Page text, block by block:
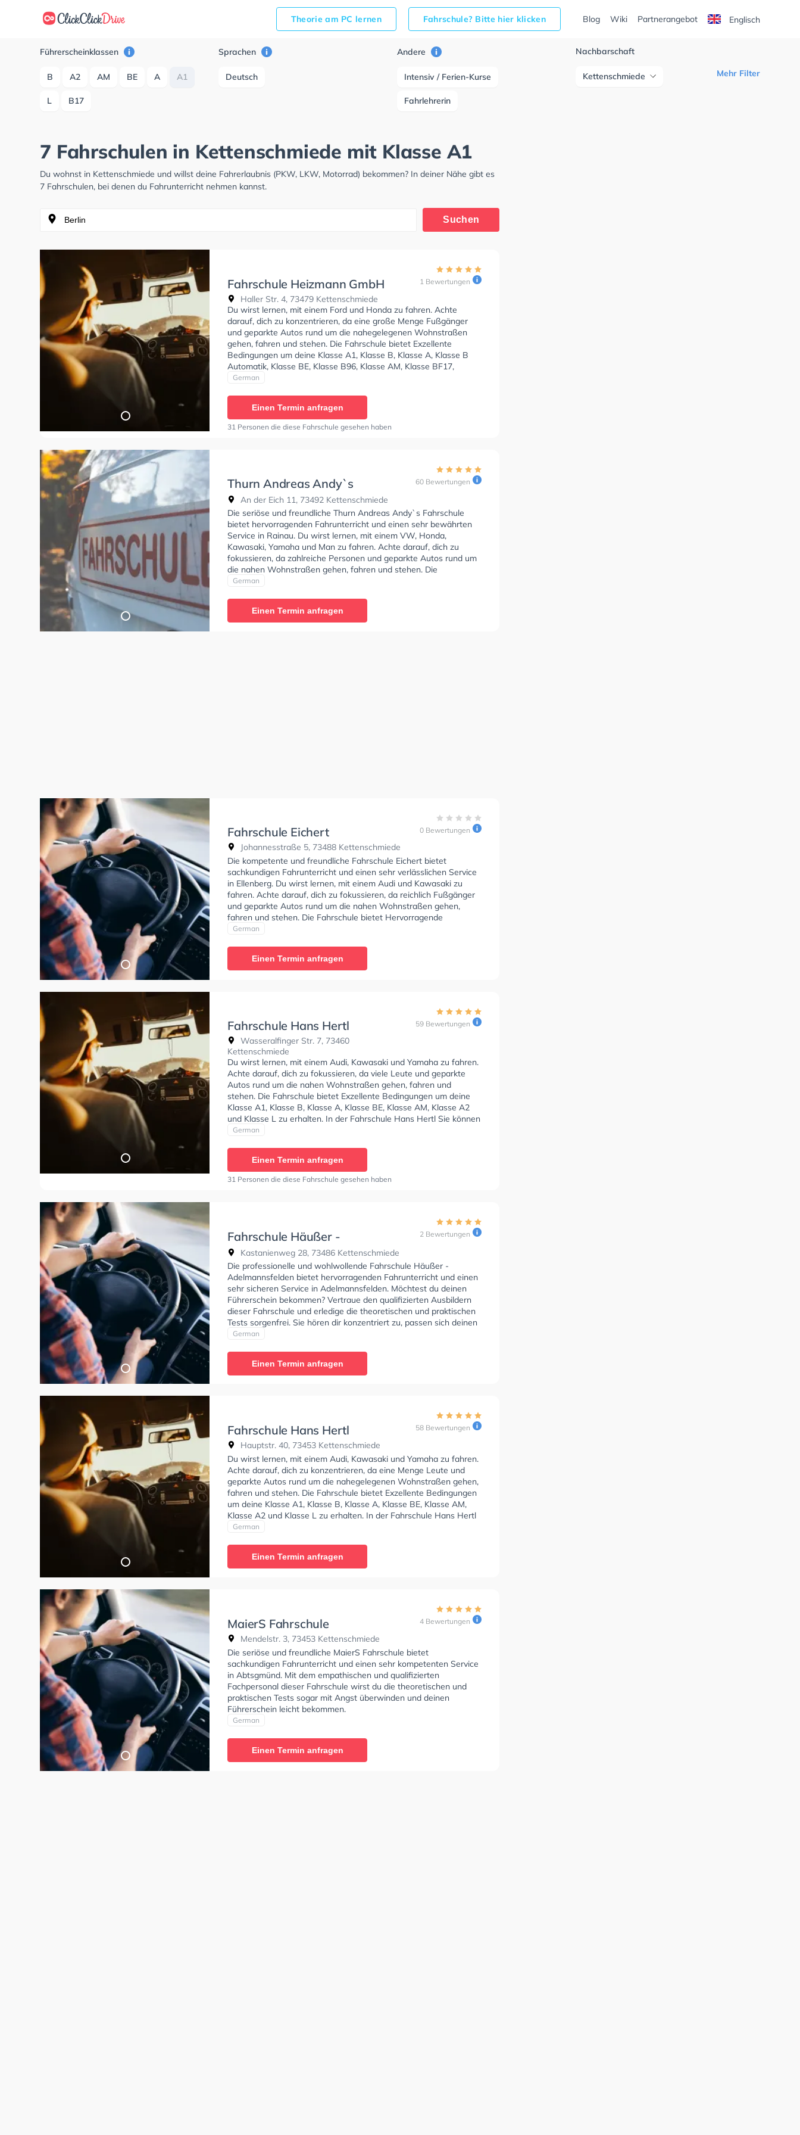
Theorie am PC lernen Fahrschule? Bitte hier klicken Blog Wiki Partnerangebot Englisch
Führerscheinklassen
B A2 AM BE A A1
L B17
Sprachen
Deutsch
Andere
Intensiv / Ferien-Kurse
Fahrlehrerin
Nachbarschaft
Kettenschmiede Mehr Filter
7 Fahrschulen in Kettenschmiede mit Klasse A1
Du wohnst in Kettenschmiede und willst deine Fahrerlaubnis (PKW, LKW, Motorrad) bekommen? In deiner Nähe gibt es
7 Fahrschulen, bei denen du Fahrunterricht nehmen kannst.
Suchen
Fahrschule Heizmann GmbH
Haller Str. 4, 73479 Kettenschmiede
1 Bewertungen
Du wirst lernen, mit einem Ford und Honda zu fahren. Achte
darauf, dich zu konzentrieren, da eine große Menge Fußgänger
und geparkte Autos rund um die nahegelegenen Wohnstraßen
gehen, fahren und stehen. Die Fahrschule bietet Exzellente
Bedingungen um deine Klasse A1, Klasse B, Klasse A, Klasse B
Automatik, Klasse BE, Klasse B96, Klasse AM, Klasse BF17,
Klasse A2, Klasse C und Klasse CE zu erhalten. In der Fahrschule
German
Einen Termin anfragen
31 Personen die diese Fahrschule gesehen haben
Thurn Andreas Andy`s
Fahrschule
An der Eich 11, 73492 Kettenschmiede
60 Bewertungen
Die seriöse und freundliche Thurn Andreas Andy`s Fahrschule
bietet hervorragenden Fahrunterricht und einen sehr bewährten
Service in Rainau. Du wirst lernen, mit einem VW, Honda,
Kawasaki, Yamaha und Man zu fahren. Achte darauf, dich zu
fokussieren, da zahlreiche Personen und geparkte Autos rund um
die nahen Wohnstraßen gehen, fahren und stehen. Die
Fahrschule bietet Perfekte Bedingungen um deine Klasse A1,
und Mofa - Prüfbescheinigung zu erhalten.
German
Einen Termin anfragen
Fahrschule Eichert
Johannesstraße 5, 73488 Kettenschmiede
0 Bewertungen
Die kompetente und freundliche Fahrschule Eichert bietet
sachkundigen Fahrunterricht und einen sehr verlässlichen Service
in Ellenberg. Du wirst lernen, mit einem Audi und Kawasaki zu
fahren. Achte darauf, dich zu fokussieren, da reichlich Fußgänger
und geparkte Autos rund um die nahen Wohnstraßen gehen,
fahren und stehen. Die Fahrschule bietet Hervorragende
Bedingungen um deine Klasse A1, Klasse B, Klasse A, Klasse BE,
der Fahrschule Eichert Sie können einen Termin online anfragen.
German
Einen Termin anfragen
Fahrschule Hans Hertl
Wasseralfinger Str. 7, 73460
Kettenschmiede
59 Bewertungen
Du wirst lernen, mit einem Audi, Kawasaki und Yamaha zu fahren.
Achte darauf, dich zu fokussieren, da viele Leute und geparkte
Autos rund um die nahen Wohnstraßen gehen, fahren und
stehen. Die Fahrschule bietet Exzellente Bedingungen um deine
Klasse A1, Klasse B, Klasse A, Klasse BE, Klasse AM, Klasse A2
und Klasse L zu erhalten. In der Fahrschule Hans Hertl Sie können
einen Termin online anfragen.
German
Einen Termin anfragen
31 Personen die diese Fahrschule gesehen haben
Fahrschule Häußer -
Adelmannsfelden
Kastanienweg 28, 73486 Kettenschmiede
2 Bewertungen
Die professionelle und wohlwollende Fahrschule Häußer -
Adelmannsfelden bietet hervorragenden Fahrunterricht und einen
sehr sicheren Service in Adelmannsfelden. Möchtest du deinen
Führerschein bekommen? Vertraue den qualifizierten Ausbildern
dieser Fahrschule und erledige die theoretischen und praktischen
Tests sorgenfrei. Sie hören dir konzentriert zu, passen sich deinen
Bedürfnissen an und bieten dir eine angepasste Lernerfahrung. In
Termin online anfragen.
German
Einen Termin anfragen
Fahrschule Hans Hertl
Hauptstr. 40, 73453 Kettenschmiede
58 Bewertungen
Du wirst lernen, mit einem Audi, Kawasaki und Yamaha zu fahren.
Achte darauf, dich zu konzentrieren, da eine Menge Leute und
geparkte Autos rund um die nahegelegenen Wohnstraßen gehen,
fahren und stehen. Die Fahrschule bietet Exzellente Bedingungen
um deine Klasse A1, Klasse B, Klasse A, Klasse BE, Klasse AM,
Klasse A2 und Klasse L zu erhalten. In der Fahrschule Hans Hertl
Sie können einen Termin online anfragen.
German
Einen Termin anfragen
MaierS Fahrschule
Mendelstr. 3, 73453 Kettenschmiede
4 Bewertungen
Die seriöse und freundliche MaierS Fahrschule bietet
sachkundigen Fahrunterricht und einen sehr kompetenten Service
in Abtsgmünd. Mit dem empathischen und qualifizierten
Fachpersonal dieser Fahrschule wirst du die theoretischen und
praktischen Tests sogar mit Angst überwinden und deinen
Führerschein leicht bekommen.
German
Einen Termin anfragen